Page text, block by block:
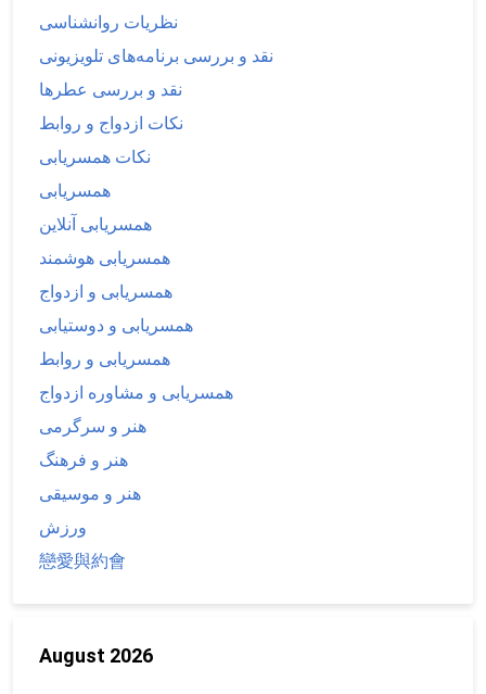
نظریات روانشناسی
نقد و بررسی برنامه‌های تلویزیونی
نقد و بررسی عطرها
نکات ازدواج و روابط
نکات همسریابی
همسریابی
همسریابی آنلاین
همسریابی هوشمند
همسریابی و ازدواج
همسریابی و دوستیابی
همسریابی و روابط
همسریابی و مشاوره ازدواج
هنر و سرگرمی
هنر و فرهنگ
هنر و موسیقی
ورزش
戀愛與約會
August 2026